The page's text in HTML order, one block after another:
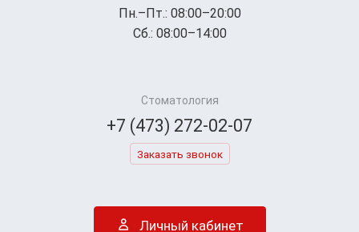
Пн.–Пт.: 08:00–20:00
Сб.: 08:00–14:00
Стоматология
+7 (473) 272-02-07
Заказать звонок
Личный кабинет